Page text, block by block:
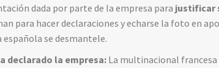
dada por parte de la empresa para justificar
para hacer declaraciones y echarse la foto en
española se desmantele.
declarado la empresa: La multinacional